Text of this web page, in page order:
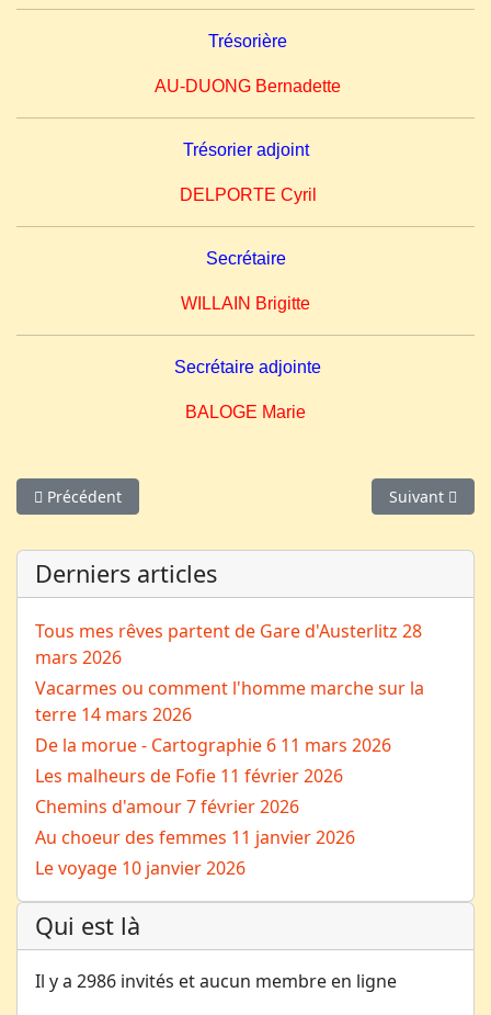
Trésorière
AU-DUONG Bernadette
Trésorier adjoint
DELPORTE Cyril
Secrétaire
WILLAIN Brigitte
Secrétaire adjointe
BALOGE Marie
Article précédent : Les statuts
Précédent Article
Suivant
Derniers articles
Tous mes rêves partent de Gare d'Austerlitz 28
mars 2026
Vacarmes ou comment l'homme marche sur la
terre 14 mars 2026
De la morue - Cartographie 6 11 mars 2026
Les malheurs de Fofie 11 février 2026
Chemins d'amour7 février 2026
Au choeur des femmes 11 janvier 2026
Le voyage 10 janvier 2026
Qui est là
Il y a 2986 invités et aucun membre en ligne